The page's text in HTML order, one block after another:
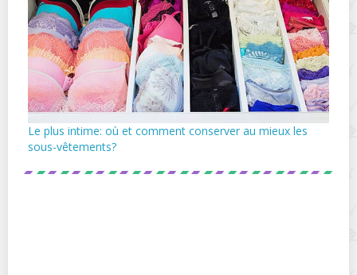
Le plus intime: où et comment conserver au mieux les
sous-vêtements?